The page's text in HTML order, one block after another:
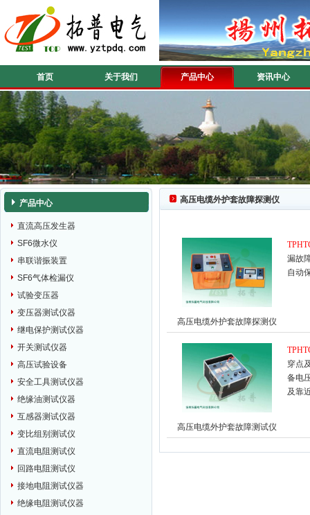
首页 关于我们 产品中心 资讯中心
产品中心
直流高压发生器
SF6微水仪
串联谐振装置
SF6气体检漏仪
试验变压器
变压器测试仪器
继电保护测试仪器
开关测试仪器
高压试验设备
安全工具测试仪器
绝缘油测试仪器
互感器测试仪器
变比组别测试仪
直流电阻测试仪
回路电阻测试仪
接地电阻测试仪器
绝缘电阻测试仪器
高压电缆外护套故障探测仪
高压电缆外护套故障探测仪
漏故
自动
高压电缆外护套故障测试仪
穿点
备电
及靠